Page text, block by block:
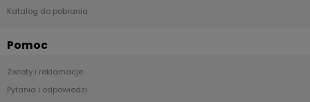
Katalog do pobrania
Pomoc
Zwroty i reklamacje
Pytania i odpowiedzi